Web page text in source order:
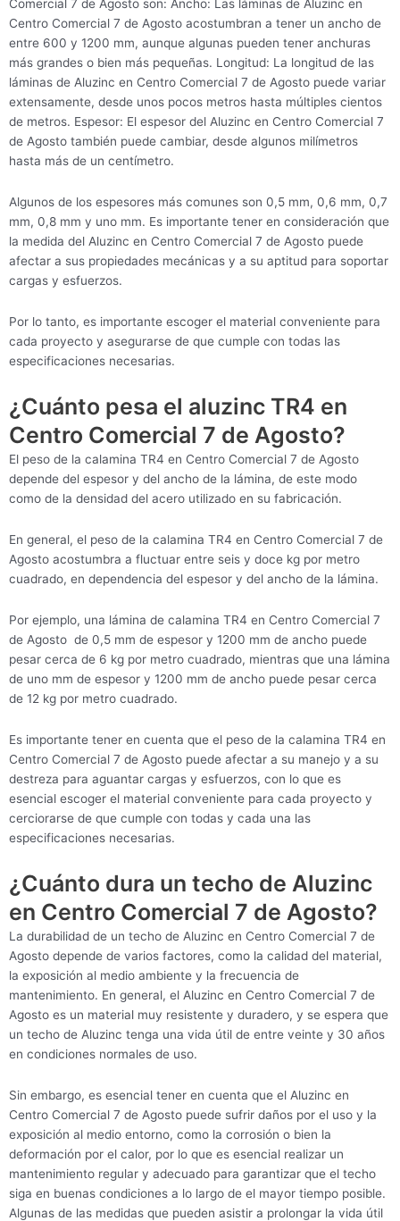
Comercial 7 de Agosto son: Ancho: Las láminas de Aluzinc en
Centro Comercial 7 de Agosto acostumbran a tener un ancho de
entre 600 y 1200 mm, aunque algunas pueden tener anchuras
más grandes o bien más pequeñas. Longitud: La longitud de las
láminas de Aluzinc en Centro Comercial 7 de Agosto puede variar
extensamente, desde unos pocos metros hasta múltiples cientos
de metros. Espesor: El espesor del Aluzinc en Centro Comercial 7
de Agosto también puede cambiar, desde algunos milímetros
hasta más de un centímetro.
Algunos de los espesores más comunes son 0,5 mm, 0,6 mm, 0,7
mm, 0,8 mm y uno mm. Es importante tener en consideración que
la medida del Aluzinc en Centro Comercial 7 de Agosto puede
afectar a sus propiedades mecánicas y a su aptitud para soportar
cargas y esfuerzos.
Por lo tanto, es importante escoger el material conveniente para
cada proyecto y asegurarse de que cumple con todas las
especificaciones necesarias.
¿Cuánto pesa el aluzinc TR4 en
Centro Comercial 7 de Agosto?
El peso de la calamina TR4 en Centro Comercial 7 de Agosto
depende del espesor y del ancho de la lámina, de este modo
como de la densidad del acero utilizado en su fabricación.
En general, el peso de la calamina TR4 en Centro Comercial 7 de
Agosto acostumbra a fluctuar entre seis y doce kg por metro
cuadrado, en dependencia del espesor y del ancho de la lámina.
Por ejemplo, una lámina de calamina TR4 en Centro Comercial 7
de Agosto de 0,5 mm de espesor y 1200 mm de ancho puede
pesar cerca de 6 kg por metro cuadrado, mientras que una lámina
de uno mm de espesor y 1200 mm de ancho puede pesar cerca
de 12 kg por metro cuadrado.
Es importante tener en cuenta que el peso de la calamina TR4 en
Centro Comercial 7 de Agosto puede afectar a su manejo y a su
destreza para aguantar cargas y esfuerzos, con lo que es
esencial escoger el material conveniente para cada proyecto y
cerciorarse de que cumple con todas y cada una las
especificaciones necesarias.
¿Cuánto dura un techo de Aluzinc
en Centro Comercial 7 de Agosto?
La durabilidad de un techo de Aluzinc en Centro Comercial 7 de
Agosto depende de varios factores, como la calidad del material,
la exposición al medio ambiente y la frecuencia de
mantenimiento. En general, el Aluzinc en Centro Comercial 7 de
Agosto es un material muy resistente y duradero, y se espera que
un techo de Aluzinc tenga una vida útil de entre veinte y 30 años
en condiciones normales de uso.
Sin embargo, es esencial tener en cuenta que el Aluzinc en
Centro Comercial 7 de Agosto puede sufrir daños por el uso y la
exposición al medio entorno, como la corrosión o bien la
deformación por el calor, por lo que es esencial realizar un
mantenimiento regular y adecuado para garantizar que el techo
siga en buenas condiciones a lo largo de el mayor tiempo posible.
Algunas de las medidas que pueden asistir a prolongar la vida útil